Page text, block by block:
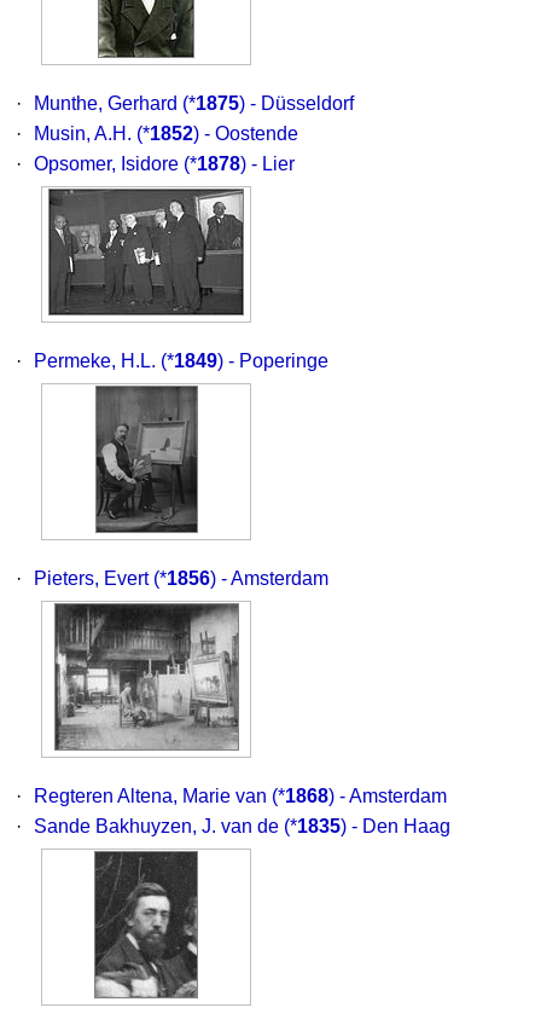
· Munthe, Gerhard (*1875) - Düsseldorf
·
Musin, A.H. (*1852) - Oostende
·
Opsomer, Isidore (*1878) - Lier
· Permeke, H.L. (*1849) - Poperinge
· Pieters, Evert (*1856) - Amsterdam
· Regteren Altena, Marie van (*1868) - Amsterdam
·
Sande Bakhuyzen, J. van de (*1835) - Den Haag